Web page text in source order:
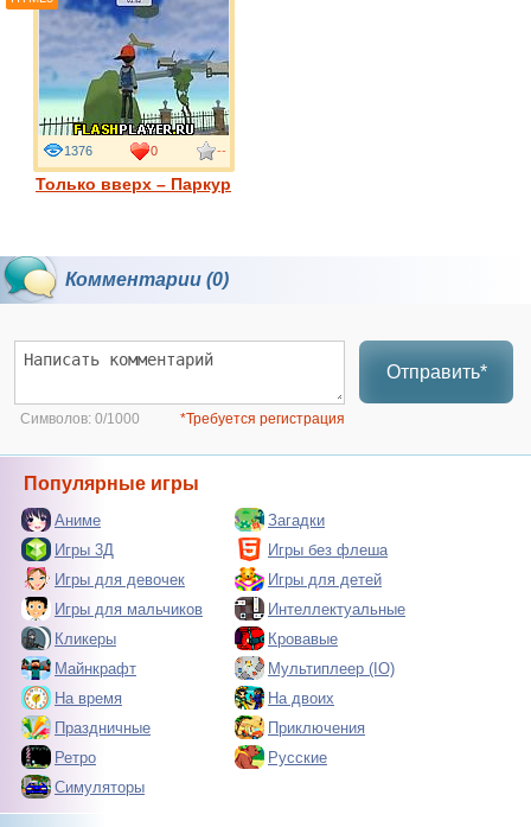
Только вверх – Паркур
1376 0 --
Комментарии (0)
Отправить*
Символов: 0/1000 *Требуется регистрация
Популярные игры
Аниме
Загадки
Игры 3Д
Игры без флеша
Игры для девочек
Игры для детей
Игры для мальчиков
Интеллектуальные
Кликеры
Кровавые
Майнкрафт
Мультиплеер (IO)
На время
На двоих
Праздничные
Приключения
Ретро
Русские
Симуляторы